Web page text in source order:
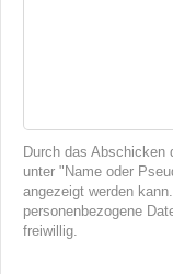
Durch das
unter "Name oder
angezeigt werden
personenbezogene
freiwillig.